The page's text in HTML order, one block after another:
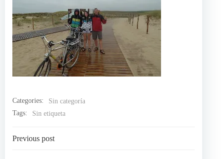
Categories:
Sin categoría
Tags:
Sin etiqueta
Navegación
Previous post